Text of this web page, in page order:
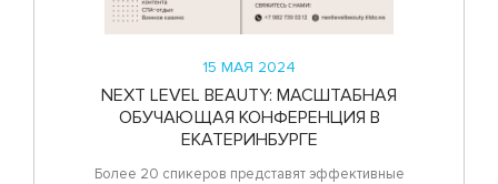
15 МАЯ 2024
NEXT LEVEL BEAUTY: МАСШТАБНАЯ
ОБУЧАЮЩАЯ КОНФЕРЕНЦИЯ В
ЕКАТЕРИНБУРГЕ
Более 20 спикеров представят эффективные